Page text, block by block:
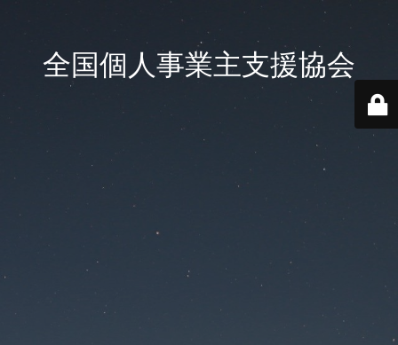
全国個人事業主支援協会